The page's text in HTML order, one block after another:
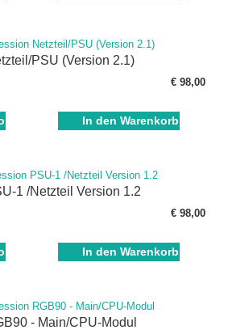
PSU (Version 2.1)
€ 98,00
In den Warenkorb
1 /Netzteil Version 1.2
€ 98,00
In den Warenkorb
- Main/CPU-Modul